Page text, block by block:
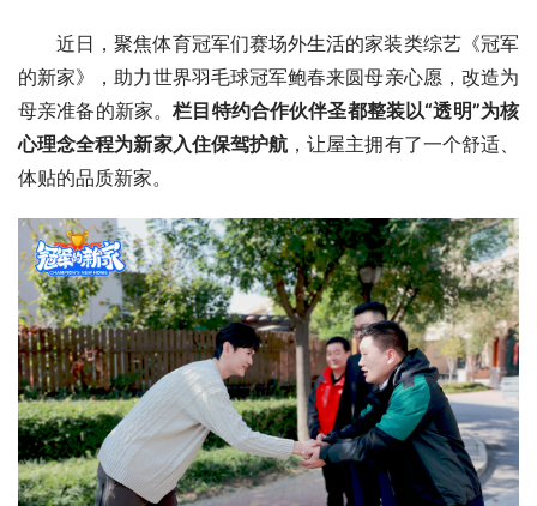
近日，聚焦体育冠军们赛场外生活的家装类综艺《冠军
的新家》，助力世界羽毛球冠军鲍春来圆母亲心愿，改造为
母亲准备的新家。栏目特约合作伙伴圣都整装以“透明”为核
心理念全程为新家入住保驾护航 ，让屋主拥有了一个舒适、
体贴的品质新家。